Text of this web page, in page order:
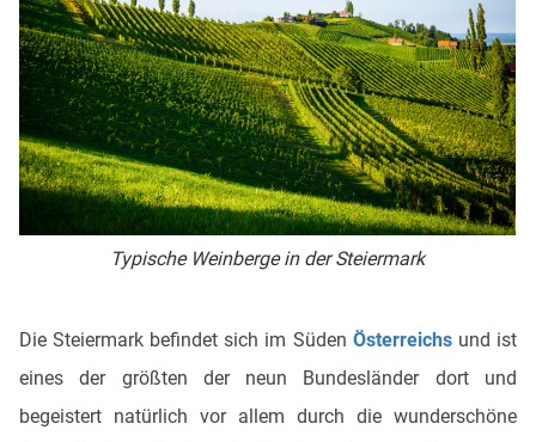
Typische Weinberge in der Steiermark
Die Steiermark befindet sich im Süden Österreichsund ist
eines der größten der neun Bundesländer dort und
begeistert natürlich vor allem durch die wunderschöne